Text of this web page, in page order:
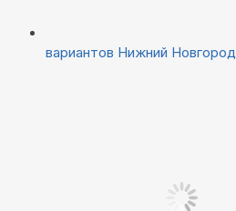
вариантов Нижний Новгород